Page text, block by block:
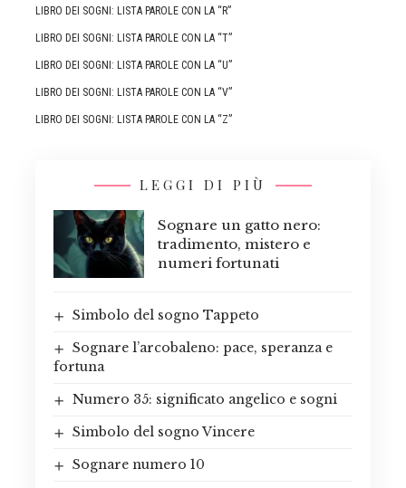
LIBRO DEI SOGNI: LISTA PAROLE CON LA “R”
LIBRO DEI SOGNI: LISTA PAROLE CON LA “T”
LIBRO DEI SOGNI: LISTA PAROLE CON LA “U”
LIBRO DEI SOGNI: LISTA PAROLE CON LA “V”
LIBRO DEI SOGNI: LISTA PAROLE CON LA “Z”
LEGGI DI PIÙ
Sognare un gatto nero:
tradimento, mistero e
numeri fortunati
Simbolo del sogno Tappeto
Sognare l’arcobaleno: pace, speranza e
fortuna
Numero 35: significato angelico e sogni
Simbolo del sogno Vincere
Sognare numero 10